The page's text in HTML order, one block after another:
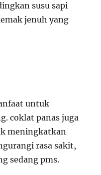
susu sapi
jenuh yang
untuk
coklat panas juga
meningkatkan
rasa sakit,
sedang pms.